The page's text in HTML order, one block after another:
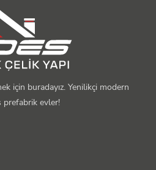
için buradayız. Yenilikçi modern
prefabrik evler!